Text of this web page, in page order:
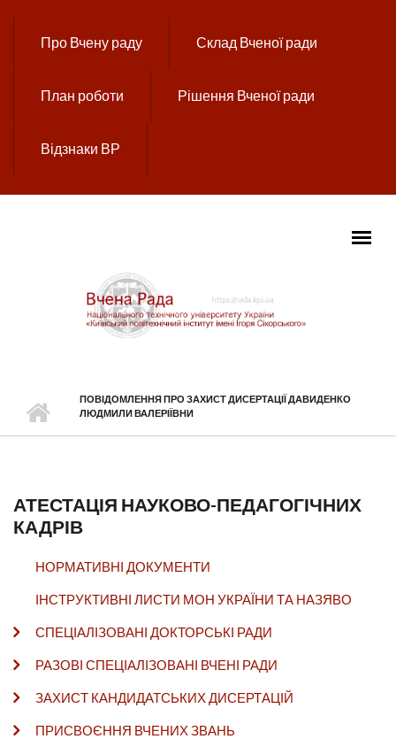
Про Вчену раду Склад Вченої ради
План роботи Рішення Вченої ради
Відзнаки ВР
ПОВІДОМЛЕННЯ ПРО ЗАХИСТ ДИСЕРТАЦІЇ ДАВИДЕНКО
ЛЮДМИЛИ ВАЛЕРІЇВНИ
АТЕСТАЦІЯ НАУКОВО-ПЕДАГОГІЧНИХ
КАДРІВ
НОРМАТИВНІ ДОКУМЕНТИ
ІНСТРУКТИВНІ ЛИСТИ МОН УКРАЇНИ ТА НАЗЯВО
СПЕЦІАЛІЗОВАНІ ДОКТОРСЬКІ РАДИ
РАЗОВІ СПЕЦІАЛІЗОВАНІ ВЧЕНІ РАДИ
ЗАХИСТ КАНДИДАТСЬКИХ ДИСЕРТАЦІЙ
ПРИСВОЄННЯ ВЧЕНИХ ЗВАНЬ